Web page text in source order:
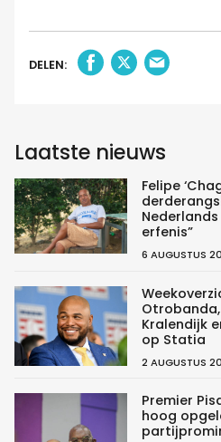
DELEN:
Laatste nieuws
Felipe
erfenis”
6 AUGUSTUS
Kralendijk
op Statia
2 AUGUSTUS
Premier
hoog